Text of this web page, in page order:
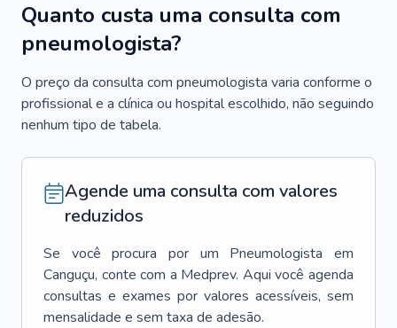
Quanto custa uma consulta com
pneumologista?
O preço da consulta com pneumologista varia conforme o
profissional e a clínica ou hospital escolhido, não seguindo
nenhum tipo de tabela.
Agende uma consulta com valores
reduzidos
Se você procura por um Pneumologista
em
Canguçu, conte com a Medprev. Aqui você agenda
consultas e exames por valores acessíveis, sem
mensalidade e sem taxa de adesão.